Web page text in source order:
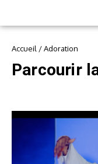
Accueil /Adoration
Parcourir